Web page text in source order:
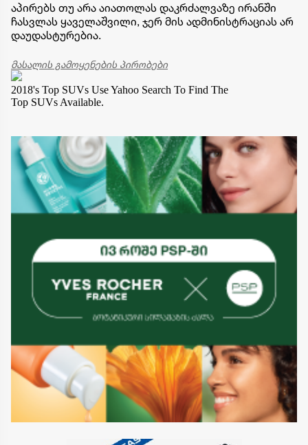
აპირებს თუ არა აიათოლას დაკრძალვაზე ირანში
ჩასვლას ყაველაშვილი, ჯერ მის ადმინისტრაციას არ
დაუდასტურებია.
მასალის გამოყენების პირობები
2018's Top SUVs Use Yahoo Search To Find The
Top SUVs Available.